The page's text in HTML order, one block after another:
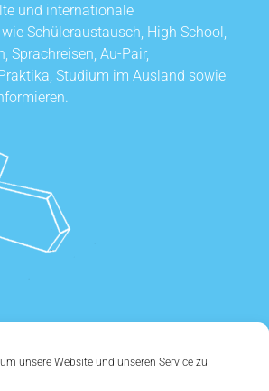
unsere Website und unseren Service zu
und internationale
Schüleraustausch, High School,
Sprachreisen, Au-Pair,
Studium im Ausland sowie